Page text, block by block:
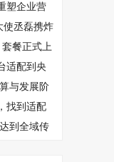
塑企业营
使丞磊携炸
餐正式上
适配到央
与发展阶
找到适配
到全域传